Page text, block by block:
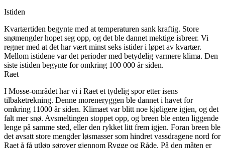
Istiden
Kvartærtiden begynte med at temperaturen sank kraftig. Store
snømengder hopet seg opp, og det ble dannet mektige isbreer. Vi
regner med at det har vært minst seks istider i løpet av kvartær.
Mellom istidene var det perioder med betydelig varmere klima. Den
siste istiden begynte for omkring 100 000 år siden.
Raet
I Mosse-området har vi i Raet et tydelig spor etter isens
tilbaketrekning. Denne moreneryggen ble dannet i havet for
omkring 11000 år siden. Klimaet var blitt noe kjøligere igjen, og det
falt mer snø. Avsmeltingen stoppet opp, og breen ble enten liggende
lenge på samme sted, eller den rykket litt frem igjen. Foran breen ble
det avsatt store mengder løsmasser som hindret vassdragene nord for
Raet å få utløp sørover gjennom Rygge og Råde. På den måten er